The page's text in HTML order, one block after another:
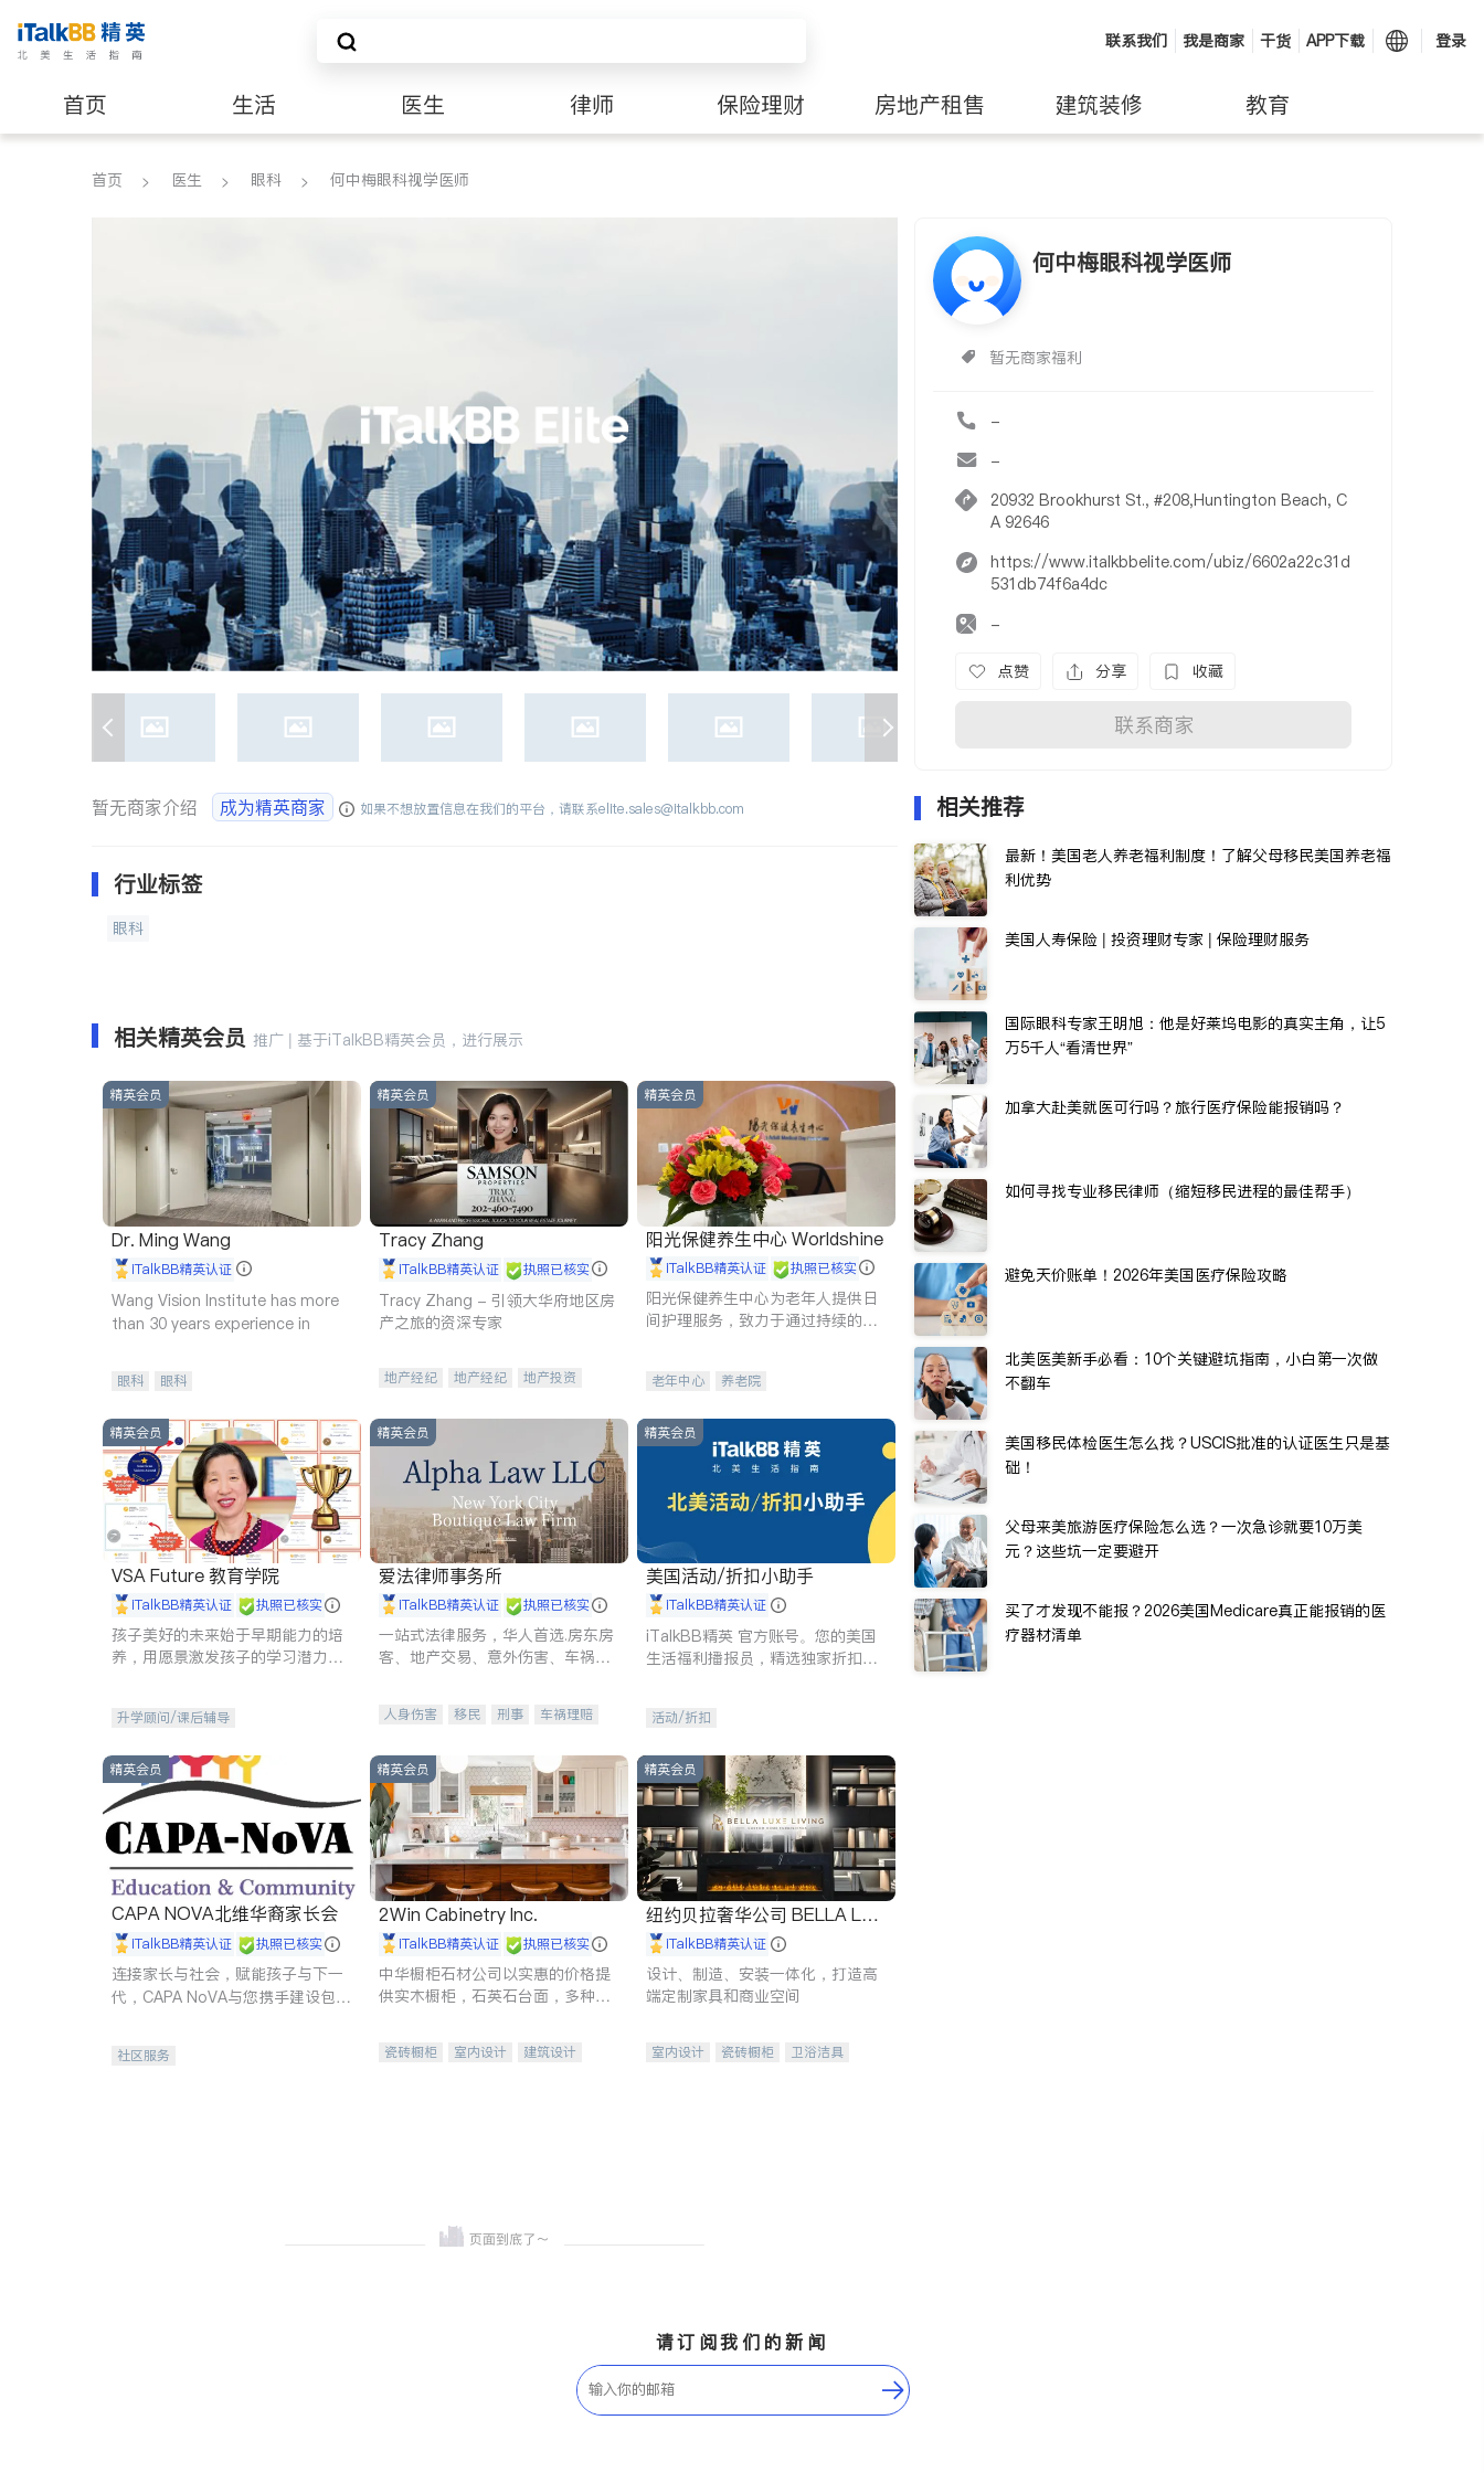
联系我们 我是商家 干货 APP下载 登录
首页 生活 医生 律师 保险理财 房地产租售 建筑装修 教育
养老 非盈利组织
首页 医生 眼科 何中梅眼科视学医师
何中梅眼科视学医师
暂无商家福利
-
-
20932 Brookhurst St., #208,Huntington Beach, C
A 92646
https://www.italkbbelite.com/ubiz/6602a22c31d
531db74f6a4dc
-
点赞 分享 收藏
联系商家
暂无商家介绍 成为精英商家 如果不想放置信息在我们的平台，请联系elite.sales@italkbb.com
行业标签
眼科
相关精英会员 推广 | 基于iTalkBB精英会员，进行展示
精英会员
Dr. Ming Wang
iTalkBB精英认证
Wang Vision Institute has more
than 30 years experience in
眼科 眼科
精英会员
Tracy Zhang
iTalkBB精英认证 执照已核实
Tracy Zhang - 引领大华府地区房
产之旅的资深专家
地产经纪 地产经纪
地产投资
精英会员
阳光保健养生中心 Worldshine
iTalkBB精英认证 执照已核实
阳光保健养生中心为老年人提供日
间护理服务，致力于通过持续的护
老年中心 养老院
精英会员
VSA Future 教育学院
iTalkBB精英认证 执照已核实
孩子美好的未来始于早期能力的培
养，用愿景激发孩子的学习潜力和
升学顾问/课后辅导
精英会员
爱法律师事务所
iTalkBB精英认证 执照已核实
一站式法律服务，华人首选.房东房
客、地产交易、意外伤害、车祸重
人身伤害 移民 刑事
车祸理赔
商标注册
索赔 律师-其它 保释
精英会员
美国活动/折扣小助手
iTalkBB精英认证
iTalkBB精英 官方账号。您的美国
生活福利播报员，精选独家折扣、
活动/折扣
精英会员
CAPA NOVA北维华裔家长会
iTalkBB精英认证 执照已核实
连接家长与社会，赋能孩子与下一
代，CAPA NoVA与您携手建设包
社区服务
精英会员
2Win Cabinetry Inc.
iTalkBB精英认证 执照已核实
中华橱柜石材公司以实惠的价格提
供实木橱柜，石英石台面，多种优
瓷砖橱柜 室内设计
建筑设计
精英会员
纽约贝拉奢华公司 BELLA LUX
E iTalkBB精英认证
设计、制造、安装一体化，打造高
端定制家具和商业空间
室内设计 瓷砖橱柜
卫浴洁具
相关推荐
最新！美国老人养老福利制度！了解父母移民美国养老福
利优势
美国人寿保险 | 投资理财专家 | 保险理财服务
国际眼科专家王明旭：他是好莱坞电影的真实主角，让5
万5千人“看清世界”
加拿大赴美就医可行吗？旅行医疗保险能报销吗？
如何寻找专业移民律师（缩短移民进程的最佳帮手）
避免天价账单！2026年美国医疗保险攻略
北美医美新手必看：10个关键避坑指南，小白第一次做
不翻车
美国移民体检医生怎么找？USCIS批准的认证医生只是基
础！
父母来美旅游医疗保险怎么选？一次急诊就要10万美
元？这些坑一定要避开
买了才发现不能报？2026美国Medicare真正能报销的医
疗器材清单
请订阅我们的新闻